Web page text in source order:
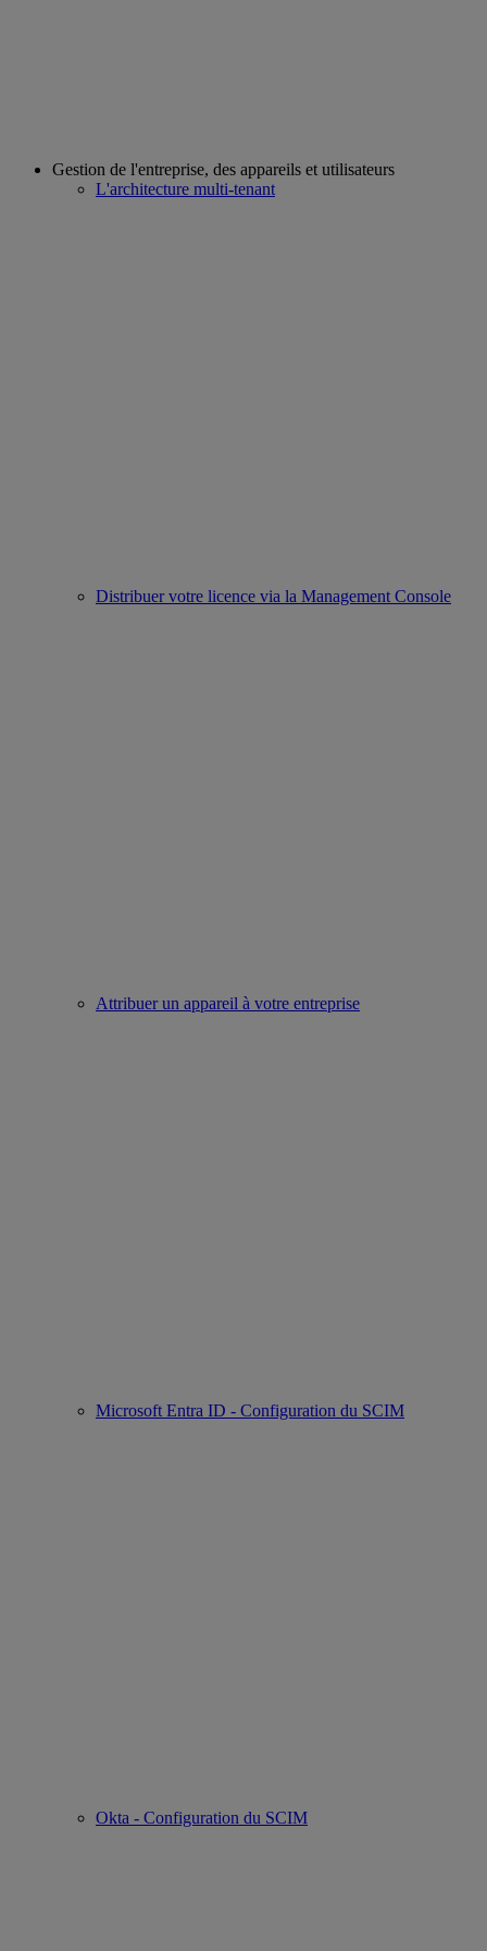
Gestion de l'entreprise, des appareils et utilisateurs
L'architecture multi-tenant
Distribuer votre licence via la Management Console
Attribuer un appareil à votre entreprise
Microsoft Entra ID - Configuration du SCIM
Okta - Configuration du SCIM